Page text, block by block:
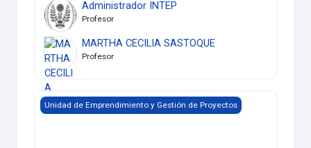
Administrador INTEP
Profesor
MARTHA CECILIA SASTOQUE
Profesor
Diplomado en Habilidades blandas y cultura del
Unidad de Emprendimiento y Gestión de Proyectos